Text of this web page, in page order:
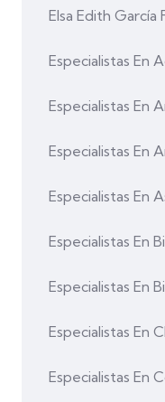
Elsa Edith García
Especialistas En
Especialistas En
Especialistas En
Especialistas En
Especialistas En
Especialistas En
Especialistas En
Especialistas En